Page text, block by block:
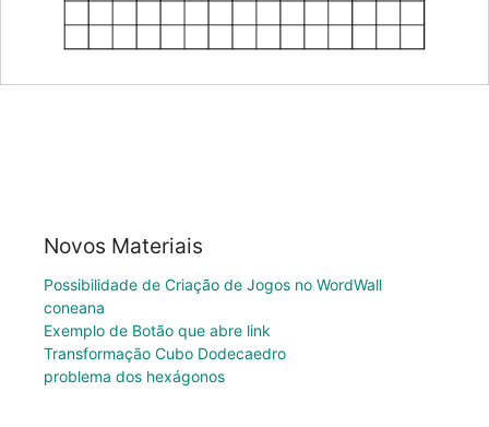
Novos Materiais
Possibilidade de Criação de Jogos no WordWall
coneana
Exemplo de Botão que abre link
Transformação Cubo Dodecaedro
problema dos hexágonos